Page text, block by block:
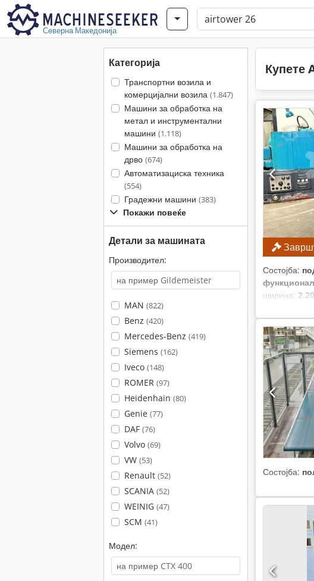
Северна Македонија
Категорија
Транспортни возила и
комерцијални возила (1.847)
Машини за обработка на
метал и инструментални
машини (1.118)
Машини за обработка на
дрво (674)
Автоматизациска техника
(554)
Градежни машини (383)
Покажи повеќе
Детали за машината
Производител:
MAN (822)
Benz (420)
Mercedes-Benz (419)
Siemens (162)
Iveco (148)
ROMER (97)
Heidenhain (80)
Genie (77)
DAF (76)
Volvo (69)
VW (53)
Renault (52)
SCANIA (52)
WEINIG (47)
SCM (41)
Модел:
Купете
Состојба:
ширина:
Состојба: